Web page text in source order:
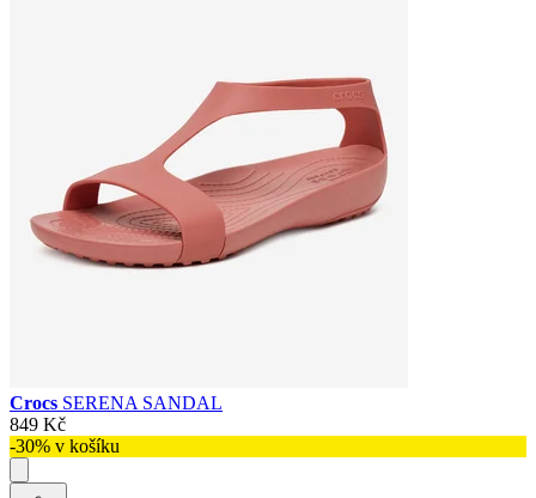
Crocs SERENA SANDAL
849 Kč
-30% v košíku